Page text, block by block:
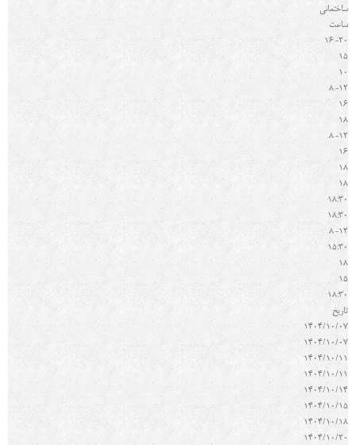
ساختمانی
ساعت
16-20
15
10
8-12
16
18
8-12
16
18
18
18:30
18:30
8-12
15:30
18
15
18:30
تاريخ
1404/10/07
1404/10/07
1404/10/11
1404/10/11
1404/10/14
1404/10/15
1404/10/18
1404/10/20